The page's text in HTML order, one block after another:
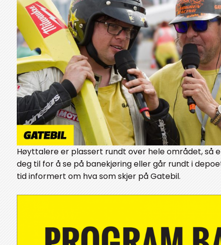
Høyttalere er plassert rundt over hele området, så
deg til for å se på banekjøring eller går rundt i
tid informert om hva som skjer på Gatebil.